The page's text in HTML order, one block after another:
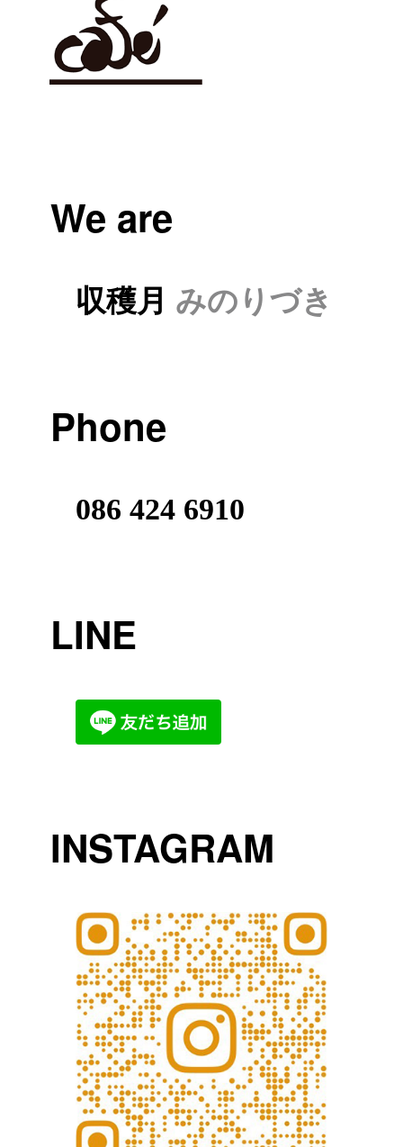
We are
収穫月 みのりづき
Phone
086 424 6910
LINE
INSTAGRAM